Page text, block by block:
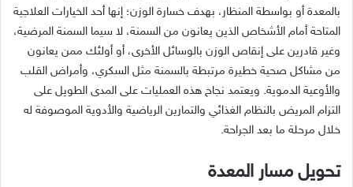
بالمعدة أو بواسطة المنظار، بهدف خسارة الوزن؛ إنها أحد الخيارات العلاجية
المتاحة أمام الأشخاص الذين يعانون من السمنة، لا سيما السمنة المرضية،
وغير قادرين على إنقاص الوزن بالوسائل الأخرى، أو أولئك ممن يعانون
من مشاكل صحية خطيرة مرتبطة بالسمنة مثل السكري، وأمراض القلب
والأوعية الدموية. ويعتمد نجاح هذه العمليات على المدى الطويل على
التزام المريض بالنظام الغذائي والتمارين الرياضية والأدوية الموصوفة له
خلال مرحلة ما بعد الجراحة.
تحويل مسار المعدة